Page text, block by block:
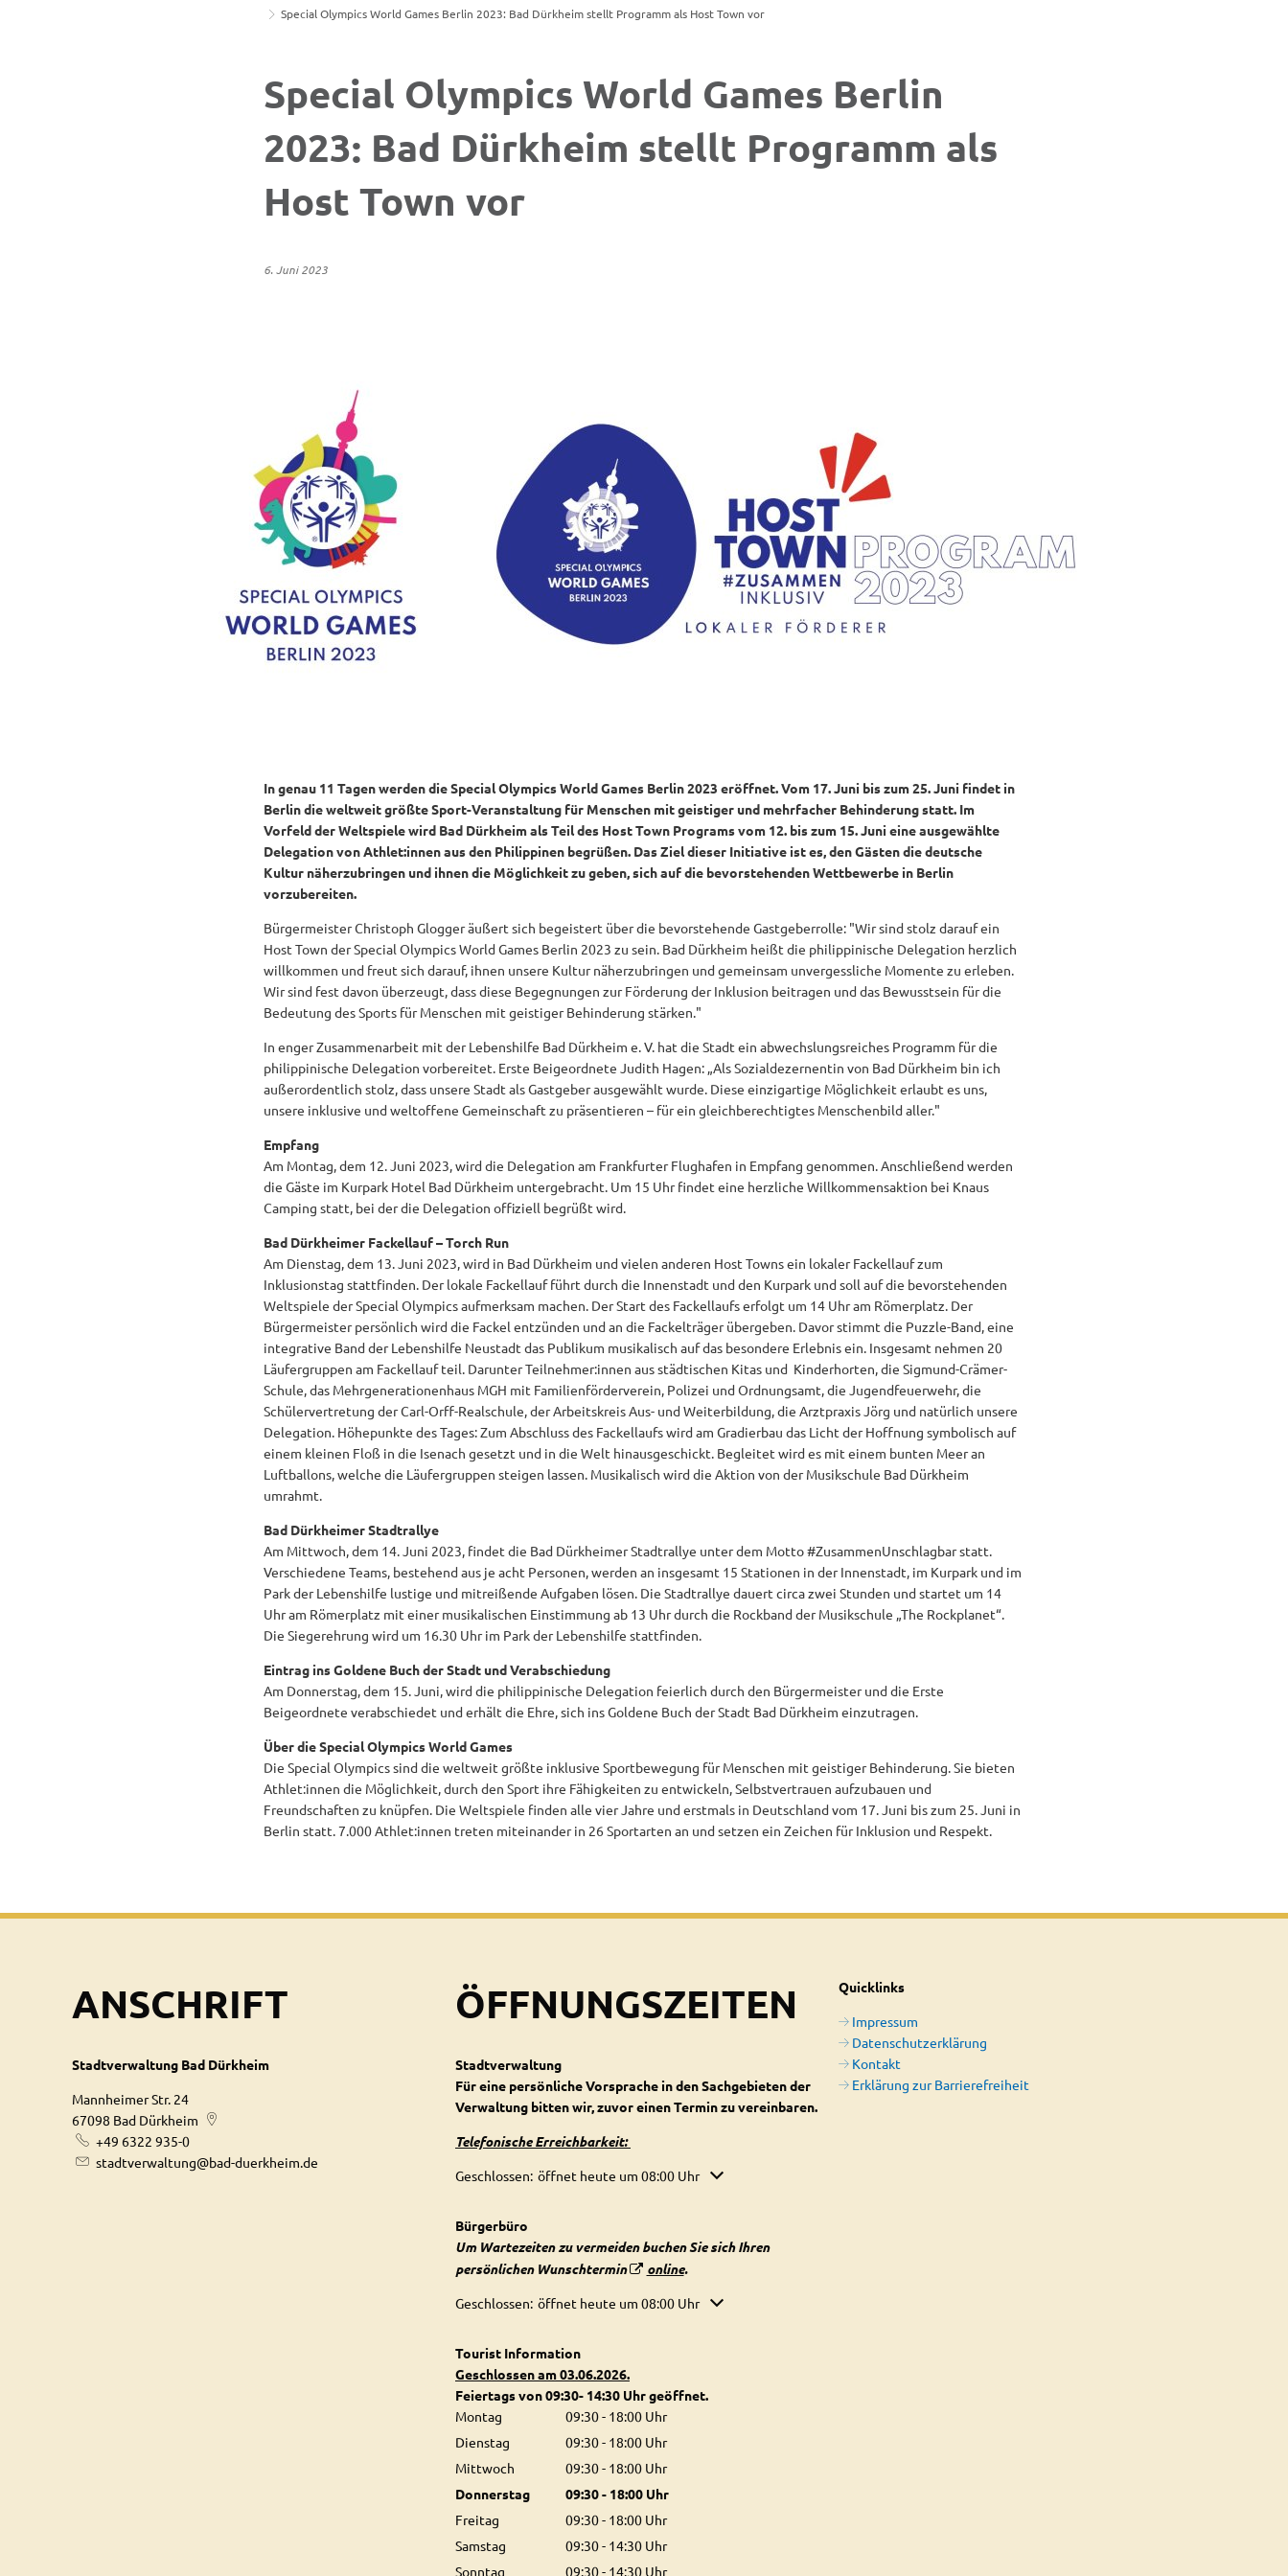
Special Olympics World Games Berlin 2023: Bad Dürkheim stellt Programm als Host Town vor
Special Olympics World Games Berlin
2023: Bad Dürkheim stellt Programm als
Host Town vor
6. Juni 2023
In genau 11 Tagen werden die Special Olympics World Games Berlin 2023 eröffnet. Vom 17. Juni bis zum 25. Juni findet in
Berlin die weltweit größte Sport-Veranstaltung für Menschen mit geistiger und mehrfacher Behinderung statt. Im
Vorfeld der Weltspiele wird Bad Dürkheim als Teil des Host Town Programs vom 12. bis zum 15. Juni eine ausgewählte
Delegation von Athlet:innen aus den Philippinen begrüßen. Das Ziel dieser Initiative ist es, den Gästen die deutsche
Kultur näherzubringen und ihnen die Möglichkeit zu geben, sich auf die bevorstehenden Wettbewerbe in Berlin
vorzubereiten.
Bürgermeister Christoph Glogger äußert sich begeistert über die bevorstehende Gastgeberrolle: "Wir sind stolz darauf ein
Host Town der Special Olympics World Games Berlin 2023 zu sein. Bad Dürkheim heißt die philippinische Delegation herzlich
willkommen und freut sich darauf, ihnen unsere Kultur näherzubringen und gemeinsam unvergessliche Momente zu erleben.
Wir sind fest davon überzeugt, dass diese Begegnungen zur Förderung der Inklusion beitragen und das Bewusstsein für die
Bedeutung des Sports für Menschen mit geistiger Behinderung stärken."
In enger Zusammenarbeit mit der Lebenshilfe Bad Dürkheim e. V. hat die Stadt ein abwechslungsreiches Programm für die
philippinische Delegation vorbereitet. Erste Beigeordnete Judith Hagen: „Als Sozialdezernentin von Bad Dürkheim bin ich
außerordentlich stolz, dass unsere Stadt als Gastgeber ausgewählt wurde. Diese einzigartige Möglichkeit erlaubt es uns,
unsere inklusive und weltoffene Gemeinschaft zu präsentieren – für ein gleichberechtigtes Menschenbild aller."
Empfang
Am Montag, dem 12. Juni 2023, wird die Delegation am Frankfurter Flughafen in Empfang genommen. Anschließend werden
die Gäste im Kurpark Hotel Bad Dürkheim untergebracht. Um 15 Uhr findet eine herzliche Willkommensaktion bei Knaus
Camping statt, bei der die Delegation offiziell begrüßt wird.
Bad Dürkheimer Fackellauf – Torch Run
Am Dienstag, dem 13. Juni 2023, wird in Bad Dürkheim und vielen anderen Host Towns ein lokaler Fackellauf zum
Inklusionstag stattfinden. Der lokale Fackellauf führt durch die Innenstadt und den Kurpark und soll auf die bevorstehenden
Weltspiele der Special Olympics aufmerksam machen. Der Start des Fackellaufs erfolgt um 14 Uhr am Römerplatz. Der
Bürgermeister persönlich wird die Fackel entzünden und an die Fackelträger übergeben. Davor stimmt die Puzzle-Band, eine
integrative Band der Lebenshilfe Neustadt das Publikum musikalisch auf das besondere Erlebnis ein. Insgesamt nehmen 20
Läufergruppen am Fackellauf teil. Darunter Teilnehmer:innen aus städtischen Kitas und Kinderhorten, die Sigmund-Crämer-
Schule, das Mehrgenerationenhaus MGH mit Familienförderverein, Polizei und Ordnungsamt, die Jugendfeuerwehr, die
Schülervertretung der Carl-Orff-Realschule, der Arbeitskreis Aus- und Weiterbildung, die Arztpraxis Jörg und natürlich unsere
Delegation. Höhepunkte des Tages: Zum Abschluss des Fackellaufs wird am Gradierbau das Licht der Hoffnung symbolisch auf
einem kleinen Floß in die Isenach gesetzt und in die Welt hinausgeschickt. Begleitet wird es mit einem bunten Meer an
Luftballons, welche die Läufergruppen steigen lassen. Musikalisch wird die Aktion von der Musikschule Bad Dürkheim
umrahmt.
Bad Dürkheimer Stadtrallye
Am Mittwoch, dem 14. Juni 2023, findet die Bad Dürkheimer Stadtrallye unter dem Motto #ZusammenUnschlagbar statt.
Verschiedene Teams, bestehend aus je acht Personen, werden an insgesamt 15 Stationen in der Innenstadt, im Kurpark und im
Park der Lebenshilfe lustige und mitreißende Aufgaben lösen. Die Stadtrallye dauert circa zwei Stunden und startet um 14
Uhr am Römerplatz mit einer musikalischen Einstimmung ab 13 Uhr durch die Rockband der Musikschule „The Rockplanet“.
Die Siegerehrung wird um 16.30 Uhr im Park der Lebenshilfe stattfinden.
Eintrag ins Goldene Buch der Stadt und Verabschiedung
Am Donnerstag, dem 15. Juni, wird die philippinische Delegation feierlich durch den Bürgermeister und die Erste
Beigeordnete verabschiedet und erhält die Ehre, sich ins Goldene Buch der Stadt Bad Dürkheim einzutragen.
Über die Special Olympics World Games
Die Special Olympics sind die weltweit größte inklusive Sportbewegung für Menschen mit geistiger Behinderung. Sie bieten
Athlet:innen die Möglichkeit, durch den Sport ihre Fähigkeiten zu entwickeln, Selbstvertrauen aufzubauen und
Freundschaften zu knüpfen. Die Weltspiele finden alle vier Jahre und erstmals in Deutschland vom 17. Juni bis zum 25. Juni in
Berlin statt. 7.000 Athlet:innen treten miteinander in 26 Sportarten an und setzen ein Zeichen für Inklusion und Respekt.
ANSCHRIFT
Stadtverwaltung Bad Dürkheim
Mannheimer Str. 24
67098 Bad Dürkheim
+49 6322 935-0
stadtverwaltung@bad-duerkheim.de
ÖFFNUNGSZEITEN
Stadtverwaltung
Für eine persönliche Vorsprache in den Sachgebieten der
Verwaltung bitten wir, zuvor einen Termin zu vereinbaren.
Telefonische Erreichbarkeit:
Klicken, um weitere Öffnungs- oder Schließzeiten auszublenden
Geschlossen: öffnet heute um 08:00 Uhr
Bürgerbüro
Um Wartezeiten zu vermeiden buchen Sie sich Ihren
persönlichen Wunschtermin
online.
Klicken, um weitere Öffnungs- oder Schließzeiten auszublenden
Geschlossen: öffnet heute um 08:00 Uhr
Tourist Information
Geschlossen am 03.06.2026.
Feiertags von 09:30- 14:30 Uhr geöffnet.
Montag
09:30- 18:00 Uhr
Von 09:30 bis 18:00 Uhr
Dienstag 09:30- 18:00 Uhr
Von 09:30 bis 18:00 Uhr
Mittwoch 09:30- 18:00 Uhr
Von 09:30 bis 18:00 Uhr
Donnerstag 09:30- 18:00 Uhr
Von 09:30 bis 18:00 Uhr
Freitag 09:30- 18:00 Uhr
Von 09:30 bis 18:00 Uhr
Samstag 09:30- 14:30 Uhr
Von 09:30 bis 14:30 Uhr
Sonntag 09:30- 14:30 Uhr
Quicklinks
Impressum
Datenschutzerklärung
Kontakt
Erklärung zur Barrierefreiheit